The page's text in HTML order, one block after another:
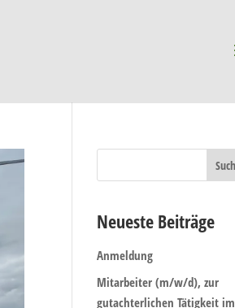
Neueste Beiträge
Anmeldung
Mitarbeiter (m/w/d), zur
gutachterlichen Tätigkeit im